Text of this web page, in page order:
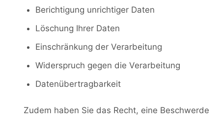
Berichtigung unrichtiger Daten
Löschung Ihrer Daten
Einschränkung der Verarbeitung
Widerspruch gegen die Verarbeitung
Datenübertragbarkeit
Zudem haben Sie das Recht, eine Beschwerde